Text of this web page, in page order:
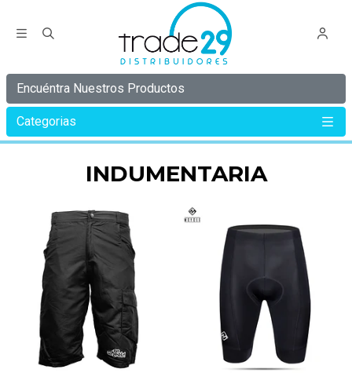
Encuéntra Nuestros Productos
Categorias
INDUMENTARIA